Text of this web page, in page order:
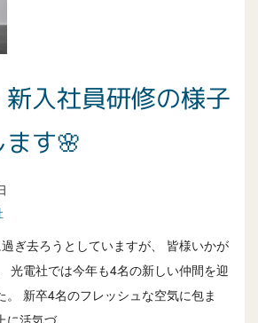
入社員研修の様子
す🌸
ぎ去ろうとしていますが、 皆様いかが
光電社では今年も4名の新しい仲間を迎
。 新卒4名のフレッシュな空気に包ま